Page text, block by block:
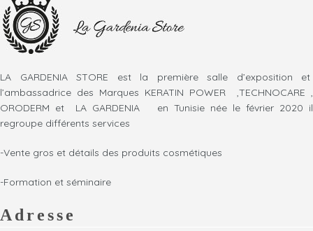
LA GARDENIA STORE est la première salle d’exposition et
l’ambassadrice des Marques KERATIN POWER ,TECHNOCARE ,
ORODERM et LA GARDENIA en Tunisie née le février 2020 il
regroupe différents services
-Vente gros et détails des produits cosmétiques
-Formation et séminaire
Adresse